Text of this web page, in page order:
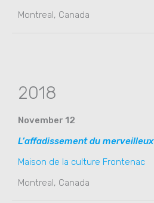
Montreal, Canada
2018
November 12
L’affadissement du merveilleux
Maison de la culture Frontenac
Montreal, Canada